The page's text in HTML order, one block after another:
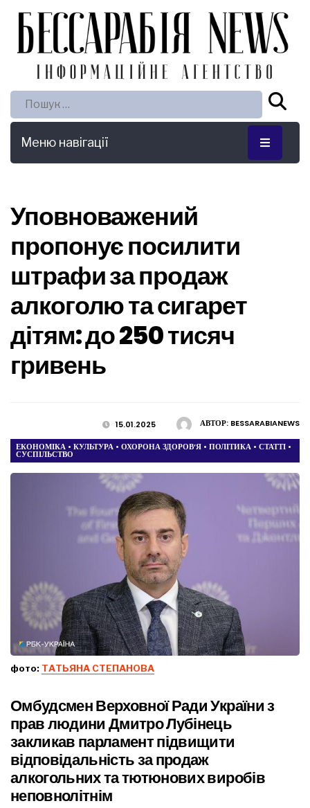
Пошук:
Меню навігації
Уповноважений
пропонує посилити
штрафи за продаж
алкоголю та сигарет
дітям: до 250 тисяч
гривень
АВТОР: BESSARABIANEWS
15.01.2025
ЕКОНОМІКА • КУЛЬТУРА • ОХОРОНА ЗДОРОВ’Я • ПОЛІТИКА • СТАТТІ •
СУСПІЛЬСТВО
фото: ТАТЬЯНА СТЕПАНОВА
Омбудсмен Верховної Ради України з
прав людини Дмитро Лубінець
закликав парламент підвищити
відповідальність за продаж
алкогольних та тютюнових виробів
неповнолітнім